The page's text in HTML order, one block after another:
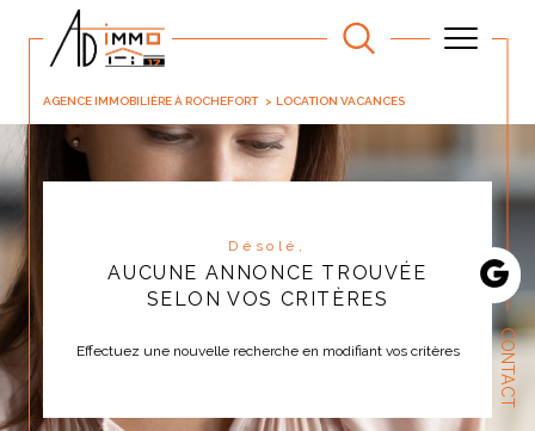
CONTACT
AGENCE IMMOBILIÈRE À ROCHEFORT LOCATION VACANCES
Désolé,
AUCUNE ANNONCE TROUVÉE
SELON VOS CRITÈRES
Effectuez une nouvelle recherche en modifiant vos critères